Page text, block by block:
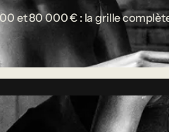
et 80 000 € : la grille